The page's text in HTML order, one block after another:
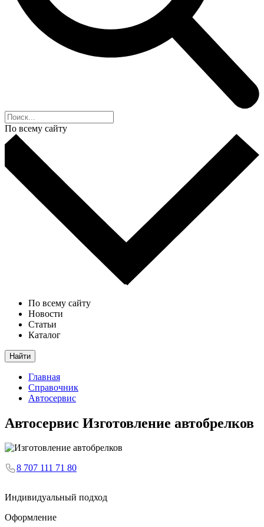
По всему сайту
По всему сайту
Новости
Статьи
Каталог
Найти
Главная
Справочник
Автосервис
Автосервис Изготовление автобрелков
8 707 111 71 80
Индивидуальный подход
Оформление